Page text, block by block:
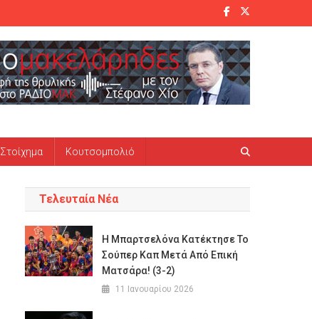
Στοίχημα Κουτσομπολιό
Τελευταία Νέα
Η Μπαρτσελόνα Κατέκτησε Το
Σούπερ Καπ Μετά Από Επική
Ματσάρα! (3-2)
11 Ιανουαρίου 2026